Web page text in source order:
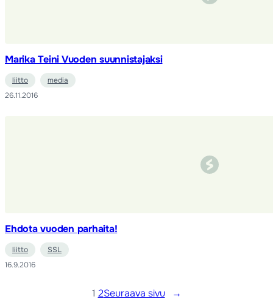
Marika Teini Vuoden suunnistajaksi
liitto
media
26.11.2016
Ehdota vuoden parhaita!
liitto
SSL
16.9.2016
1 2Seuraava sivu →